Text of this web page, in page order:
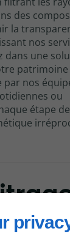
des
la
nos
dans une
patrimoine
nos
ou
étape